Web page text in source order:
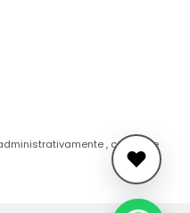
, conforme